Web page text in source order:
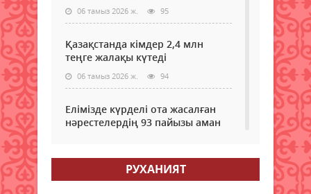
06 тамыз 2026 ж. 95
Қазақстанда кімдер 2,4 млн
теңге жалақы күтеді
06 тамыз 2026 ж. 94
Елімізде күрделі ота жасалған
нәрестелердің 93 пайызы аман
РУХАНИЯТ